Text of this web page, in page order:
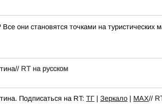
они становятся точками на туристических
RT на русском
Подписаться на RT: ТГ | Зеркало | MAX//